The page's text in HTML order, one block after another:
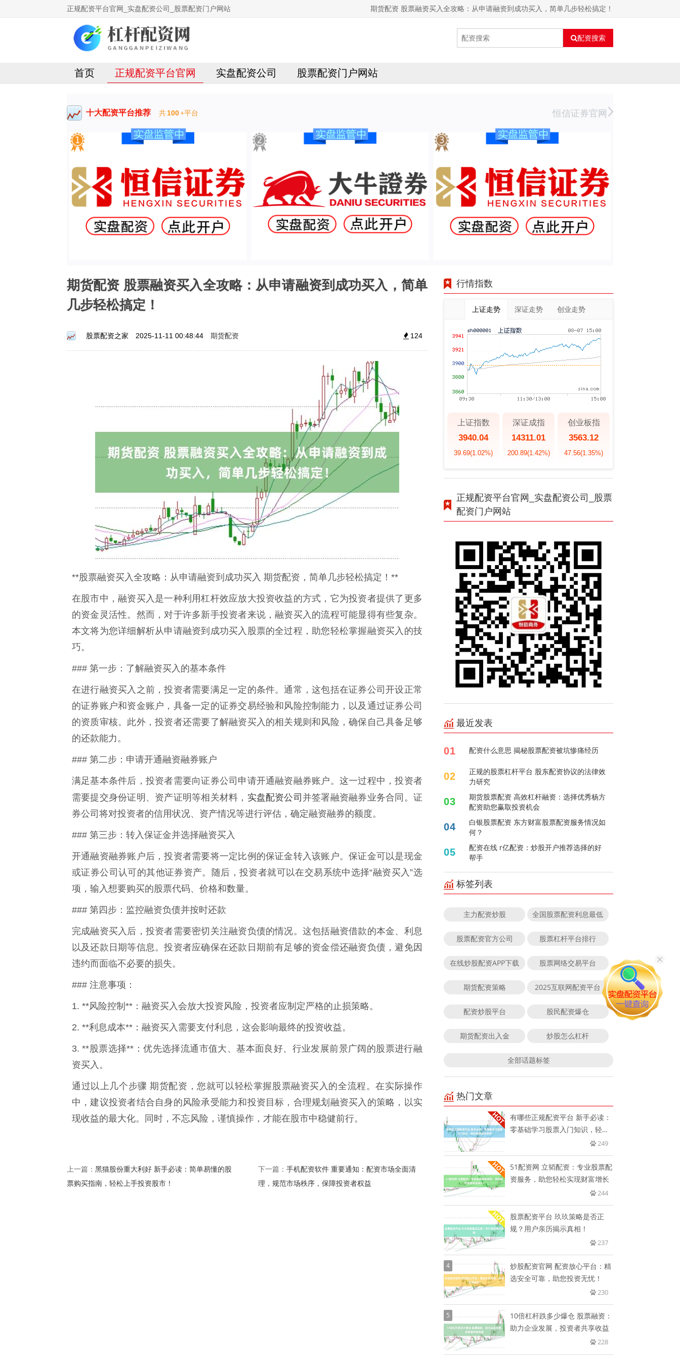
正规配资平台官网_实盘配资公司_股票配资门户网站 期货配资 股票融资买入全攻略：从申请融资到成功买入，简单几步轻松搞定！
配资搜索
首页 正规配资平台官网 实盘配资公司 股票配资门户网站
十大配资平台推荐 共100+平台 恒信证券官网
期货配资 股票融资买入全攻略：从申请融资到成功买入，简单
几步轻松搞定！
股票配资之家 2025-11-11 00:48:44 期货配资 124
**股票融资买入全攻略：从申请融资到成功买入 期货配资，简单几步轻松搞定！**
在股市中，融资买入是一种利用杠杆效应放大投资收益的方式，它为投资者提供了更多
的资金灵活性。然而，对于许多新手投资者来说，融资买入的流程可能显得有些复杂。
本文将为您详细解析从申请融资到成功买入股票的全过程，助您轻松掌握融资买入的技
巧。
### 第一步：了解融资买入的基本条件
在进行融资买入之前，投资者需要满足一定的条件。通常，这包括在证券公司开设正常
的证券账户和资金账户，具备一定的证券交易经验和风险控制能力，以及通过证券公司
的资质审核。此外，投资者还需要了解融资买入的相关规则和风险，确保自己具备足够
的还款能力。
### 第二步：申请开通融资融券账户
满足基本条件后，投资者需要向证券公司申请开通融资融券账户。这一过程中，投资者
需要提交身份证明、资产证明等相关材料， 实盘配资公司 并签署融资融券业务合同。证
券公司将对投资者的信用状况、资产情况等进行评估，确定融资融券的额度。
### 第三步：转入保证金并选择融资买入
开通融资融券账户后，投资者需要将一定比例的保证金转入该账户。保证金可以是现金
或证券公司认可的其他证券资产。随后，投资者就可以在交易系统中选择“融资买入”选
项，输入想要购买的股票代码、价格和数量。
### 第四步：监控融资负债并按时还款
完成融资买入后，投资者需要密切关注融资负债的情况。这包括融资借款的本金、利息
以及还款日期等信息。投资者应确保在还款日期前有足够的资金偿还融资负债，避免因
违约而面临不必要的损失。
### 注意事项：
1. **风险控制**：融资买入会放大投资风险，投资者应制定严格的止损策略。
2. **利息成本**：融资买入需要支付利息，这会影响最终的投资收益。
3. **股票选择**：优先选择流通市值大、基本面良好、行业发展前景广阔的股票进行融
资买入。
通过以上几个步骤 期货配资，您就可以轻松掌握股票融资买入的全流程。在实际操作
中，建议投资者结合自身的风险承受能力和投资目标，合理规划融资买入的策略，以实
现收益的最大化。同时，不忘风险，谨慎操作，才能在股市中稳健前行。
上一篇： 黑猫股份重大利好 新手必读：简单易懂的股
票购买指南，轻松上手投资股市！
下一篇： 手机配资软件 重要通知：配资市场全面清
理，规范市场秩序，保障投资者权益
行情指数
上证走势 深证走势 创业走势
上证指数
3940.04
39.69(1.02%)
深证成指
14311.01
200.89(1.42%)
创业板指
3563.12
47.56(1.35%)
正规配资平台官网_实盘配资公司_股票
配资门户网站
最近发表
01 配资什么意思 揭秘股票配资被坑惨痛经历
02
正规的股票杠杆平台 股东配资协议的法律效
力研究
03
期货股票配资 高效杠杆融资：选择优秀杨方
配资助您赢取投资机会
04
白银股票配资 东方财富股票配资服务情况如
何？
05
配资在线 r亿配资：炒股开户推荐选择的好
帮手
标签列表
主力配资炒股 全国股票配资利息最低
股票配资官方公司 股票杠杆平台排行
在线炒股配资APP下载 股票网络交易平台
期货配资策略 2025互联网配资平台
配资炒股平台 股民配资爆仓
期货配资出入金 炒股怎么杠杆
全部话题标签
热门文章
有哪些正规配资平台 新手必读：
零基础学习股票入门知识，轻松
249
51配资网 立韬配资：专业股票配
资服务，助您轻松实现财富增长
244
股票配资平台 玖玖策略是否正
规？用户亲历揭示真相！
237
4
炒股配资官网 配资放心平台：精
选安全可靠，助您投资无忧！
230
5
10倍杠杆跌多少爆仓 股票融资：
助力企业发展，投资者共享收益
228